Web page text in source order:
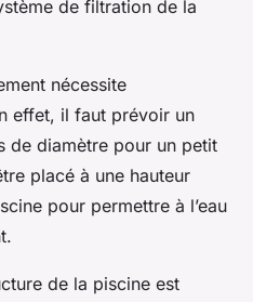
de filtration de la
nécessite
effet, il faut prévoir un
de diamètre pour un petit
placé à une hauteur
pour permettre à l’eau
de la piscine est